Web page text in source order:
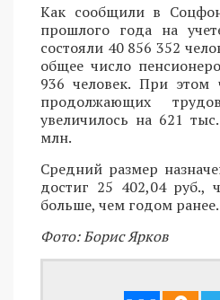
Как сообщили в
прошлого года на
состояли 40 856 352
общее число
936 человек. При этом
продолжающих
увеличилось на 621
млн.
Средний размер
достиг 25 402,04 руб.,
больше, чем годом ранее.
Фото: Борис Ярков